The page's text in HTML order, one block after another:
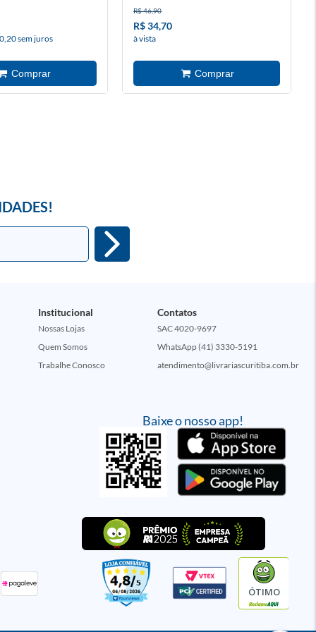
sem juros
R$ 46,90
R$ 34,70
à vista
Baixe o nosso app!
Institucional
Nossas Lojas
Quem Somos
Trabalhe Conosco
Contatos
SAC 4020-9697
WhatsApp (41) 3330-5191
atendimento@livrariascuritiba.com.br
ÓTIMO